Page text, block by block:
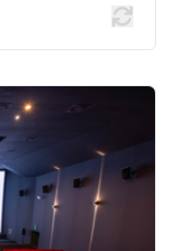
ET RÉUNIONS
Bellecour
Lyon 2ème
06 38 84 18 15
location.pathe.fr/